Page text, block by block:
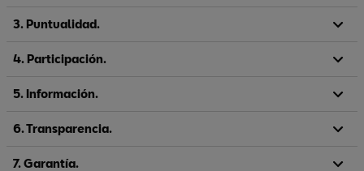
3. Puntualidad.
4. Participación.
5. Información.
6. Transparencia.
7. Garantía.